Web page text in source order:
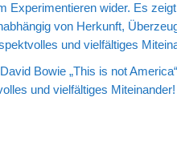
Experimentieren wider. Es
von Herkunft,
und vielfältiges
Bowie „This is not
und vielfältiges Miteinander!